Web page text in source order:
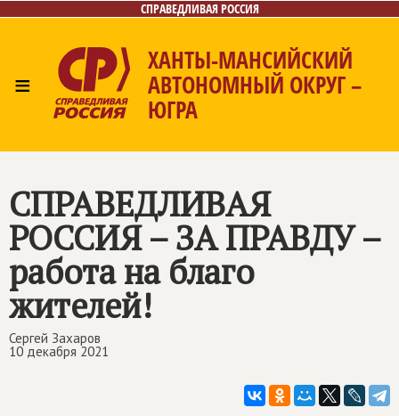
СПРАВЕДЛИВАЯ РОССИЯ
≡
ХАНТЫ-МАНСИЙСКИЙ
АВТОНОМНЫЙ ОКРУГ –
ЮГРА
Контакты
СПРАВЕДЛИВАЯ
РОССИЯ – ЗА ПРАВДУ–
работа на благо
жителей!
Сергей Захаров
10 декабря 2021